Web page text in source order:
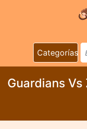
Categorías
Guardians Vs